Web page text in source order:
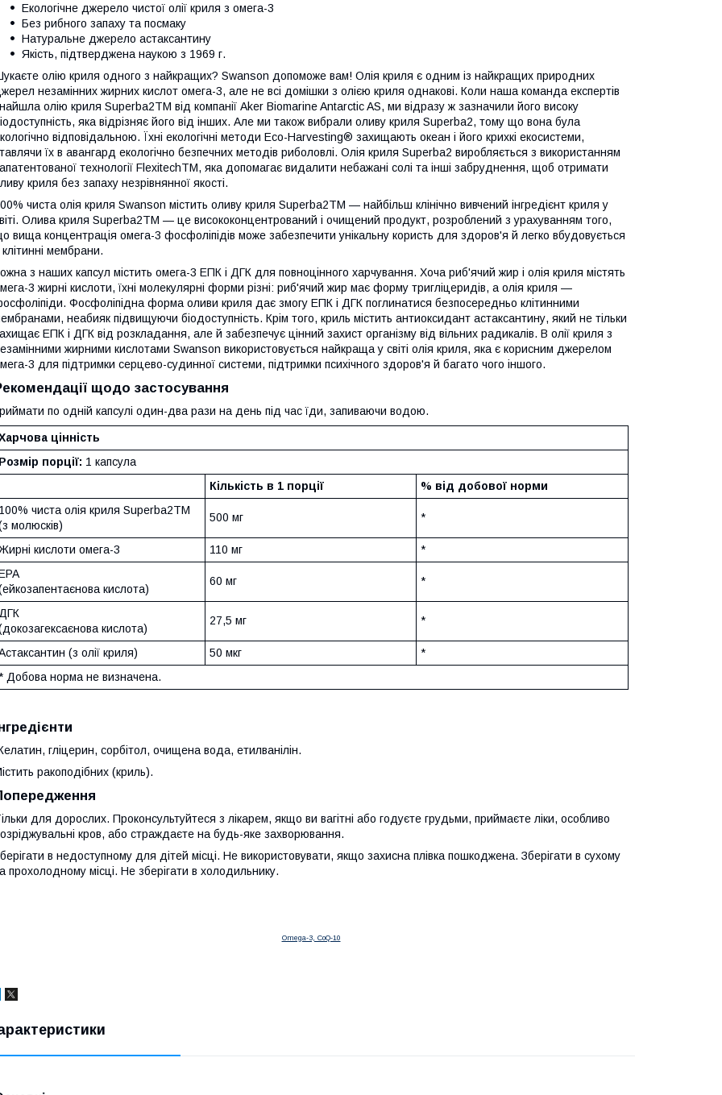
Екологічне джерело чистої олії криля з омега-3
Без рибного запаху та посмаку
Натуральне джерело астаксантину
Якість, підтверджена наукою з 1969 г.
олію криля одного з найкращих? Swanson допоможе вам! Олія криля є одним із найкращих природних
незамінних жирних кислот омега-3, але не всі домішки з олією криля однакові. Коли наша команда експертів
олію криля Superba2TM від компанії Aker Biomarine Antarctic AS, ми відразу ж зазначили його високу
яка відрізняє його від інших. Але ми також вибрали оливу криля Superba2, тому що вона була
відповідальною. Їхні екологічні методи Eco-Harvesting® захищають океан і його крихкі екосистеми,
їх в авангард екологічно безпечних методів риболовлі. Олія криля Superba2 виробляється з використанням
технології FlexitechTM, яка допомагає видалити небажані солі та інші забруднення, щоб отримати
криля без запаху незрівнянної якості.
чиста олія криля Swanson містить оливу криля Superba2TM — найбільш клінічно вивчений інгредієнт криля у
Олива криля Superba2TM — це висококонцентрований і очищений продукт, розроблений з урахуванням того,
вища концентрація омега-3 фосфоліпідів може забезпечити унікальну користь для здоров'я й легко вбудовується
клітинні мембрани.
з наших капсул містить омега-3 ЕПК і ДГК для повноцінного харчування. Хоча риб'ячий жир і олія криля містять
3 жирні кислоти, їхні молекулярні форми різні: риб'ячий жир має форму тригліцеридів, а олія криля —
Фосфоліпідна форма оливи криля дає змогу ЕПК і ДГК поглинатися безпосередньо клітинними
неабияк підвищуючи біодоступність. Крім того, криль містить антиоксидант астаксантину, який не тільки
ЕПК і ДГК від розкладання, але й забезпечує цінний захист організму від вільних радикалів. В олії криля з
жирними кислотами Swanson використовується найкраща у світі олія криля, яка є корисним джерелом
3 для підтримки серцево-судинної системи, підтримки психічного здоров'я й багато чого іншого.
щодо застосування
по одній капсулі один-два рази на день під час їди, запиваючи водою.
цінність
порції: 1 капсула
Кількість в 1 порції
% від добової норми
чиста олія криля Superba2TM
молюсків)
500 мг *
кислоти омега-3 110 мг
*
кислота)
60 мг *
кислота)
27,5 мг *
(з олії криля) 50 мкг
*
Добова норма не визначена.
гліцерин, сорбітол, очищена вода, етилванілін.
ракоподібних (криль).
для дорослих. Проконсультуйтеся з лікарем, якщо ви вагітні або годуєте грудьми, приймаєте ліки, особливо
кров, або страждаєте на будь-яке захворювання.
в недоступному для дітей місці. Не використовувати, якщо захисна плівка пошкоджена. Зберігати в сухому
прохолодному місці. Не зберігати в холодильнику.
Omega-3, CoQ-10